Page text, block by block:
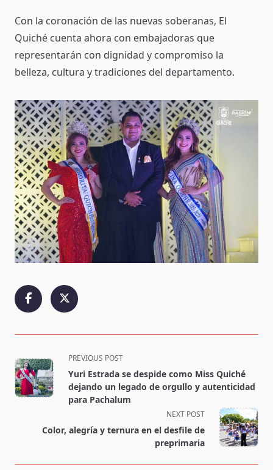
Con la coronación de las nuevas soberanas, El
Quiché cuenta ahora con embajadoras que
representarán con dignidad y compromiso la
belleza, cultura y tradiciones del departamento.
<span
class="nav-
subtitle
screen-
text">Page</span>
PREVIOUS POST
Yuri Estrada se despide como Miss Quiché
dejando un legado de orgullo y autenticidad
para Pachalum
NEXT POST
Color, alegría y ternura en el desfile de
preprimaria